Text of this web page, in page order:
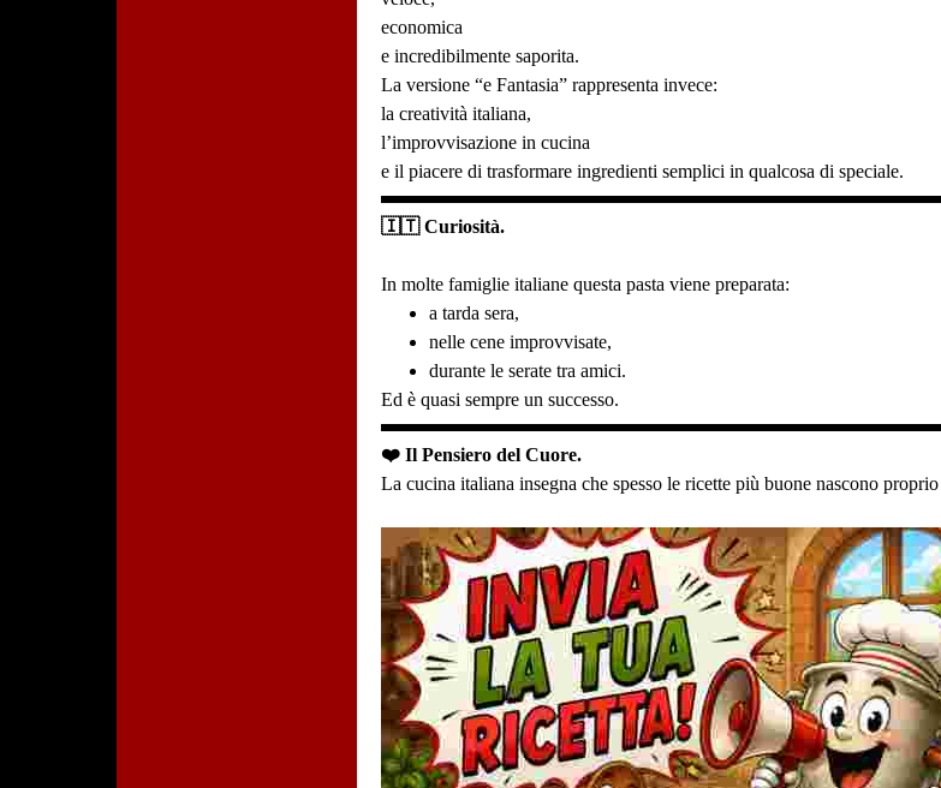
economica
e incredibilmente saporita.
La versione “e Fantasia” rappresenta invece:
la creatività italiana,
l’improvvisazione in cucina
e il piacere di trasformare ingredienti semplici in qualcosa di speciale.
🇮🇹 Curiosità.
In molte famiglie italiane questa pasta viene preparata:
a tarda sera,
nelle cene improvvisate,
durante le serate tra amici.
Ed è quasi sempre un successo.
❤️ Il Pensiero del Cuore.
La cucina italiana insegna che spesso le ricette più buone nascono